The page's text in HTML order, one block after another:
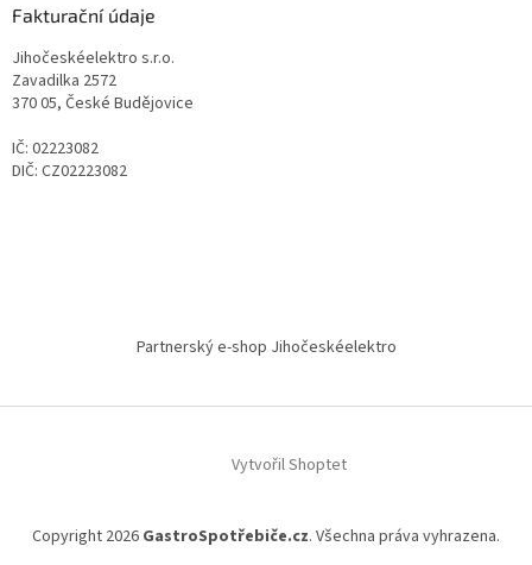
Fakturační údaje
Jihočeskéelektro s.r.o.
Zavadilka 2572
370 05, České Budějovice
IČ: 02223082
DIČ: CZ02223082
Partnerský e-shop Jihočeskéelektro
Vytvořil Shoptet
Copyright 2026 GastroSpotřebiče.cz. Všechna práva vyhrazena.